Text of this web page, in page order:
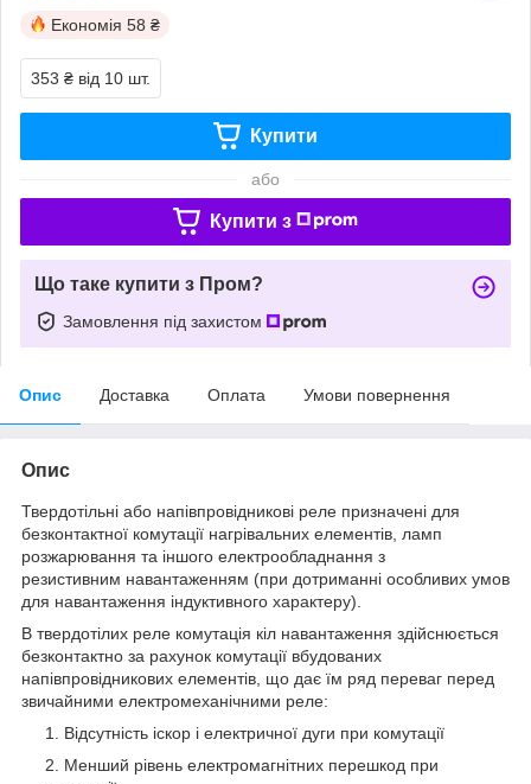
Економія 58 ₴
353 ₴ від 10 шт.
Купити
або
Купити з
Що таке купити з Пром?
Замовлення під захистом
Опис Доставка Оплата Умови повернення
Опис
Твердотільні або напівпровідникові реле призначені для
безконтактної комутації нагрівальних елементів, ламп
розжарювання та іншого електрообладнання з
резистивним навантаженням (при дотриманні особливих умов
для навантаження індуктивного характеру).
В твердотілих реле комутація кіл навантаження здійснюється
безконтактно за рахунок комутації вбудованих
напівпровідникових елементів, що дає їм ряд переваг перед
звичайними електромеханічними реле:
Відсутність іскор і електричної дуги при комутації
Менший рівень електромагнітних перешкод при